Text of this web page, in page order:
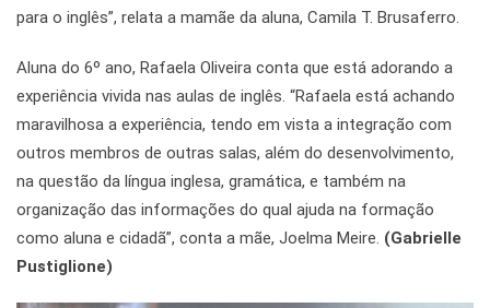
para o inglês”, relata a mamãe da aluna, Camila T. Brusaferro.
Aluna do 6º ano, Rafaela Oliveira conta que está adorando a
experiência vivida nas aulas de inglês. “Rafaela está achando
maravilhosa a experiência, tendo em vista a integração com
outros membros de outras salas, além do desenvolvimento,
na questão da língua inglesa, gramática, e também na
organização das informações do qual ajuda na formação
como aluna e cidadã”, conta a mãe, Joelma Meire. (Gabrielle
Pustiglione)